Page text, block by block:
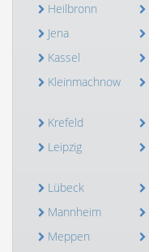
Heilbronn
Jena
Kassel
Kleinmachnow
Krefeld
Leipzig
Lübeck
Mannheim
Meppen